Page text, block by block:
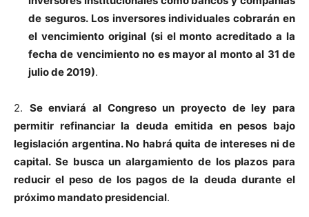
de seguros. Los inversores individuales cobrarán en
el vencimiento original (si el monto acreditado a la
fecha de vencimiento no es mayor al monto al 31 de
julio de 2019).
2. Se enviará al Congreso un proyecto de ley para
permitir refinanciar la deuda emitida en pesos bajo
legislación argentina. No habrá quita de intereses ni de
capital. Se busca un alargamiento de los plazos para
reducir el peso de los pagos de la deuda durante el
próximo mandato presidencial.